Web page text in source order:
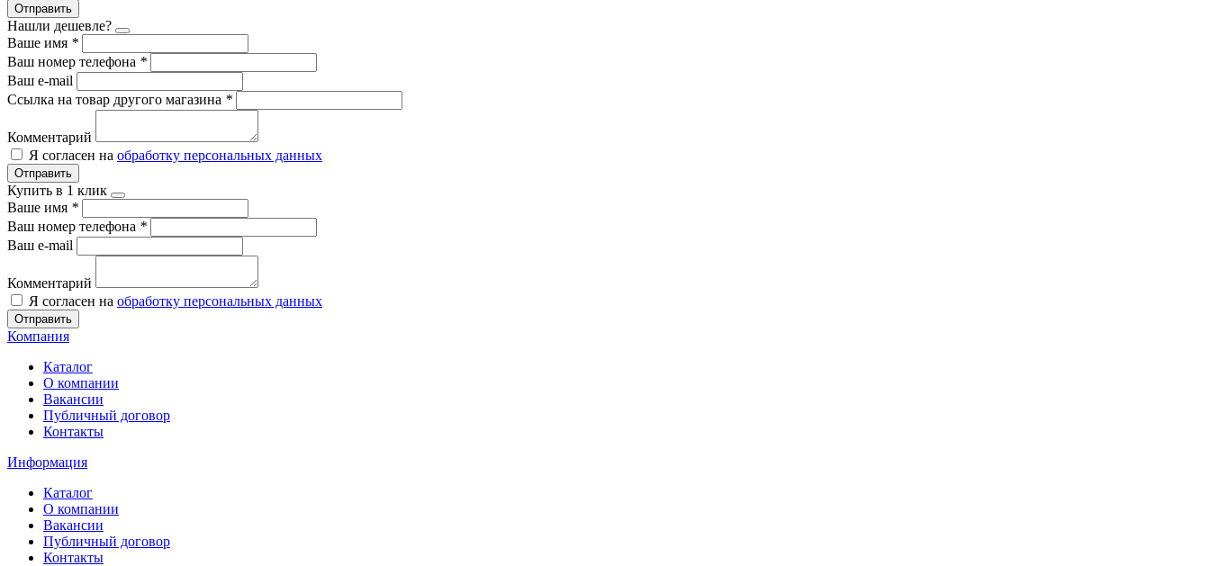
Отправить
Нашли дешевле?
Ваше имя *
Ваш номер телефона *
Ваш e-mail
Ссылка на товар другого магазина *
Комментарий
Я согласен на обработку персональных данных
Отправить
Купить в 1 клик
Ваше имя *
Ваш номер телефона *
Ваш e-mail
Комментарий
Я согласен на обработку персональных данных
Отправить
Компания
Каталог
О компании
Вакансии
Публичный договор
Контакты
Информация
Каталог
О компании
Вакансии
Публичный договор
Контакты